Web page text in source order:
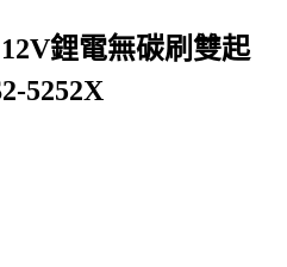
鋰電無碳刷雙起
5252X